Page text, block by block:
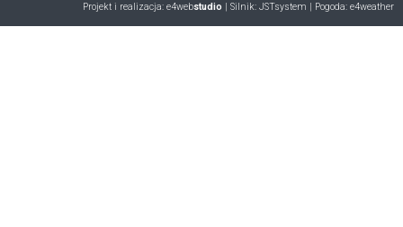
Projekt i realizacja: e4webstudio | Silnik: JSTsystem | Pogoda: e4weather